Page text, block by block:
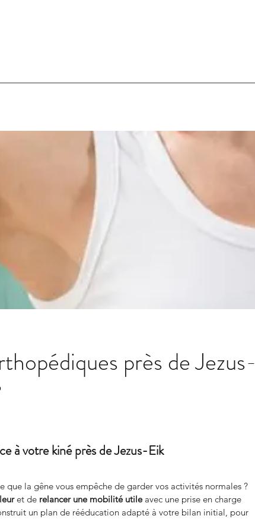
près de Jezus-
à votre kiné près de Jezus-Eik
que la gêne vous empêche de garder vos activités normales ?
et de relancer une mobilité utile avec une prise en charge
un plan de rééducation adapté à votre bilan initial, pour